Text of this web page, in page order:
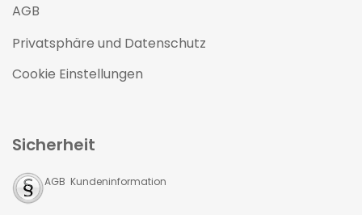
AGB
Privatsphäre und Datenschutz
Cookie Einstellungen
Sicherheit
AGB Kundeninformation